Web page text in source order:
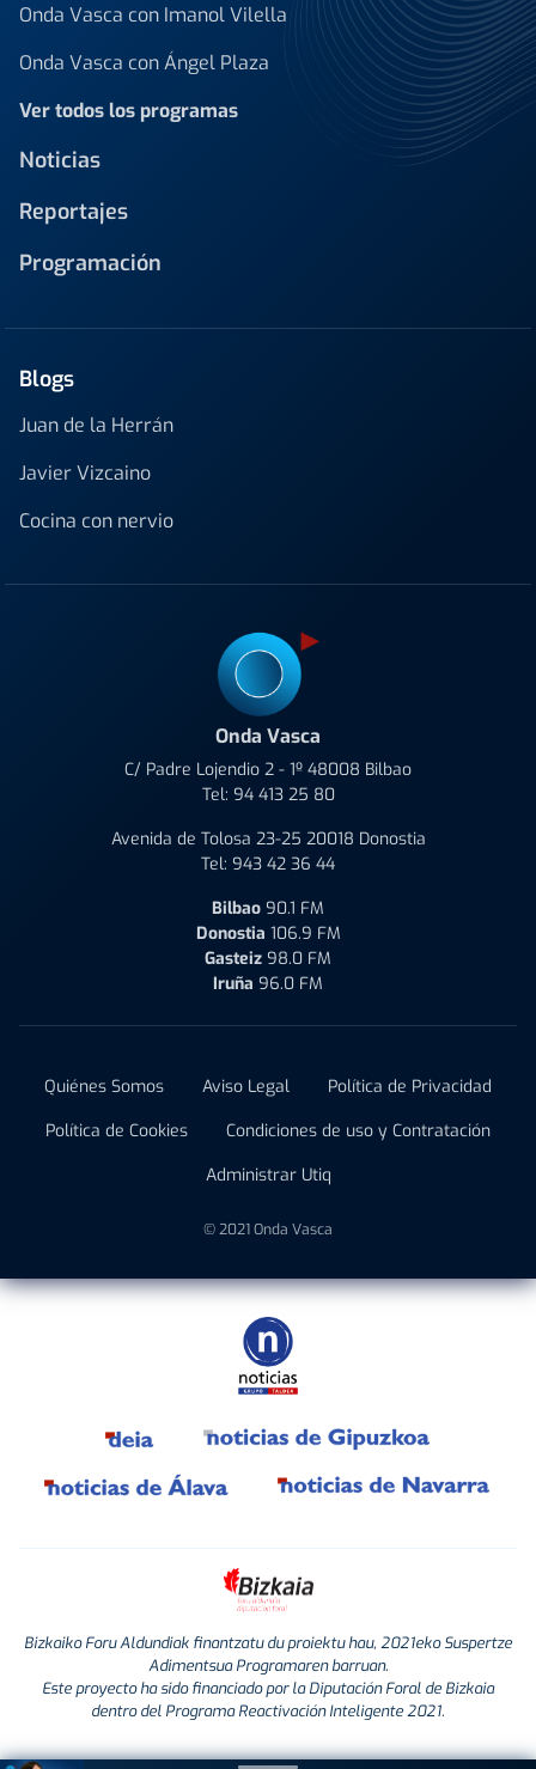
Onda Vasca con Imanol Vilella
Onda Vasca con Ángel Plaza
Ver todos los programas
Noticias
Reportajes
Programación
Blogs
Juan de la Herrán
Javier Vizcaino
Cocina con nervio
Onda Vasca
C/ Padre Lojendio 2 - 1º 48008 Bilbao
Tel: 94 413 25 80
Avenida de Tolosa 23-25 20018 Donostia
Tel: 943 42 36 44
Bilbao 90.1 FM
Donostia 106.9 FM
Gasteiz 98.0 FM
Iruña 96.0 FM
Quiénes Somos Aviso Legal
Política de Privacidad
Política de Cookies
Condiciones de uso y Contratación
Administrar Utiq
© 2021 Onda Vasca
Bizkaiko Foru Aldundiak finantzatu du proiektu hau, 2021eko Suspertze
Adimentsua Programaren barruan.
Este proyecto ha sido financiado por la Diputación Foral de Bizkaia
dentro del Programa Reactivación Inteligente 2021.